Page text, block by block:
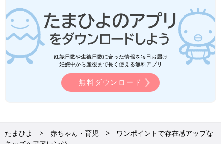
妊娠日数や生後日数に合った情報を毎日お届け
妊娠中から産後まで長く使える無料アプリ
無料ダウンロード
たまひよ 赤ちゃん・育児
ワンポイントで存在感アップな